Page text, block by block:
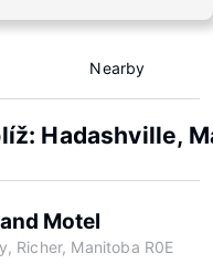
Nearby
Hadashville,
Motel
Richer, Manitoba R0E